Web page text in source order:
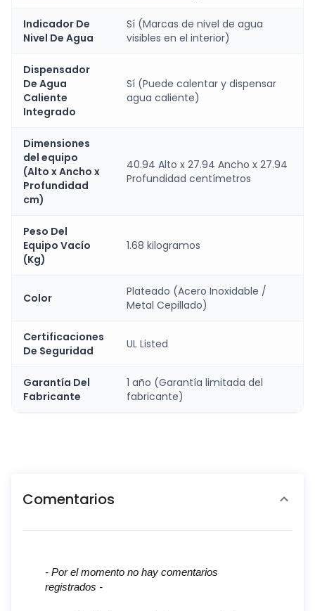
Indicador De
Nivel De Agua
Sí (Marcas de nivel de agua
visibles en el interior)
Dispensador
De Agua
Caliente
Integrado
Sí (Puede calentar y dispensar
agua caliente)
Dimensiones
del equipo
(Alto x Ancho x
Profundidad
cm)
40.94 Alto x 27.94 Ancho x 27.94
Profundidad centímetros
Peso Del
Equipo Vacío
(Kg)
1.68 kilogramos
Color
Plateado (Acero Inoxidable /
Metal Cepillado)
Certificaciones
De Seguridad
UL Listed
Garantía Del
Fabricante
1 año (Garantía limitada del
fabricante)
Comentarios
- Por el momento no hay comentarios
registrados -
New content loaded